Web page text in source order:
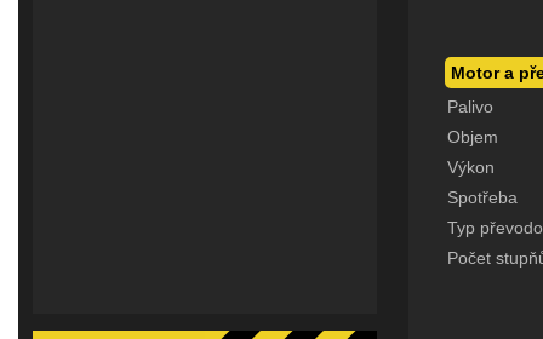
Motor a
Palivo
Objem
Výkon
Spotřeba
Typ
Počet